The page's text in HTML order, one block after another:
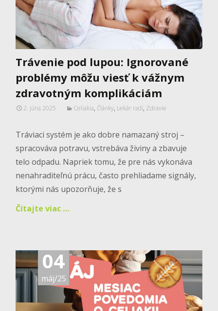
Trávenie pod lupou: Ignorované
problémy môžu viesť k vážnym
zdravotným komplikáciám
2. júna 2025 Celiakia, Články, Lekár radí, Zdravie
Tráviaci systém je ako dobre namazaný stroj –
spracováva potravu, vstrebáva živiny a zbavuje
telo odpadu. Napriek tomu, že pre nás vykonáva
nenahraditeľnú prácu, často prehliadame signály,
ktorými nás upozorňuje, že s
Čítajte viac …
04
máj/25